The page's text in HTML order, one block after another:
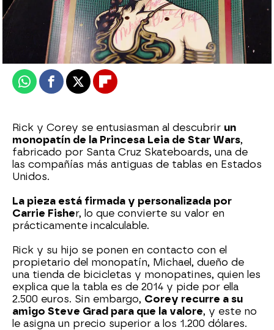
Publicado: 23 de diciembre de 2025, 21:30
WhatsappFacebook
X Flipboard
Rick y Corey se entusiasman al descubrir un
monopatín de la Princesa Leia de Star Wars,
fabricado por Santa Cruz Skateboards, una de
las compañías más antiguas de tablas en Estados
Unidos.
La pieza está firmada y personalizada por
Carrie Fisher, lo que convierte su valor en
prácticamente incalculable.
Rick y su hijo se ponen en contacto con el
propietario del monopatín, Michael, dueño de
una tienda de bicicletas y monopatines, quien les
explica que la tabla es de 2014 y pide por ella
2.500 euros. Sin embargo, Corey recurre a su
amigo Steve Grad para que la valore, y este no
le asigna un precio superior a los 1.200 dólares.